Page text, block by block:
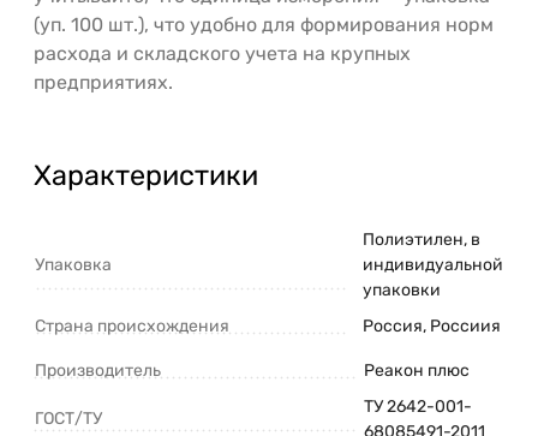
(уп. 100 шт.), что удобно для формирования норм
расхода и складского учета на крупных
предприятиях.
Характеристики
Упаковка
Полиэтилен, в
индивидуальной
упаковки
Страна происхождения
Россия, Россиия
Производитель Реакон плюс
ГОСТ/ТУ
ТУ 2642-001-
68085491-2011